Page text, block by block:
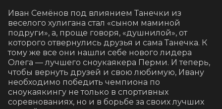
Иван Семёнов под влиянием Танечки из
веселого хулигана стал «сыном маминой
подруги», а, проще говоря, «душнилой», от
которого отвернулись друзья и сама Танечка. К
тому же все они нашли себе нового лидера
Олега — лучшего сноукаякера Перми. И теперь,
чтобы вернуть друзей и свою любимую, Ивану
необходимо победить чемпиона по
сноукаякингу не только в спортивных
соревнованиях, но и в борьбе за своих лучших